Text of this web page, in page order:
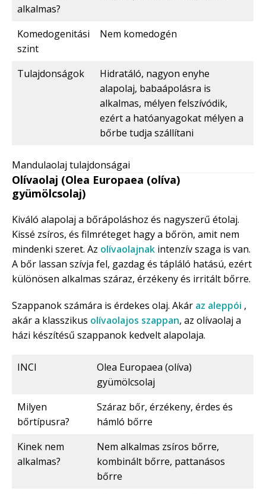
alkalmas?
Komedogenitási
szint
Nem komedogén
Tulajdonságok
Hidratáló, nagyon enyhe
alapolaj, babaápolásra is
alkalmas, mélyen felszívódik,
ezért a hatóanyagokat mélyen a
bőrbe tudja szállítani
Mandulaolaj tulajdonságai
Olívaolaj (Olea Europaea (olíva)
gyümölcsolaj)
Kiváló alapolaj a bőrápoláshoz és nagyszerű étolaj.
Kissé zsíros, és filmréteget hagy a bőrön, amit nem
mindenki szeret. Az olívaolajnak intenzív szaga is van.
A bőr lassan szívja fel, gazdag és tápláló hatású, ezért
különösen alkalmas száraz, érzékeny és irritált bőrre.
Szappanok számára is érdekes olaj. Akár az aleppói ,
akár a klasszikus olívaolajos szappan, az olívaolaj a
házi készítésű szappanok kedvelt alapolaja.
INCI
Olea Europaea (olíva)
gyümölcsolaj
Milyen
bőrtípusra?
Száraz bőr, érzékeny, érdes és
hámló bőrre
Kinek nem
alkalmas?
Nem alkalmas zsíros bőrre,
kombinált bőrre, pattanásos
bőrre